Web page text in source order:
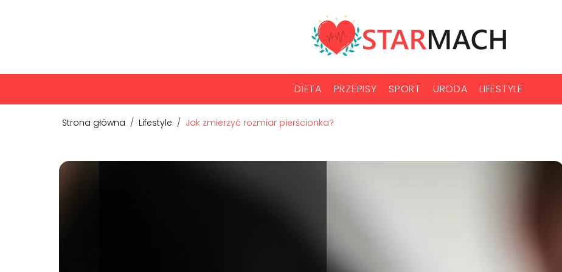
DIETA PRZEPISY SPORT URODA LIFESTYLE
Strona główna / Lifestyle / Jak zmierzyć rozmiar pierścionka?